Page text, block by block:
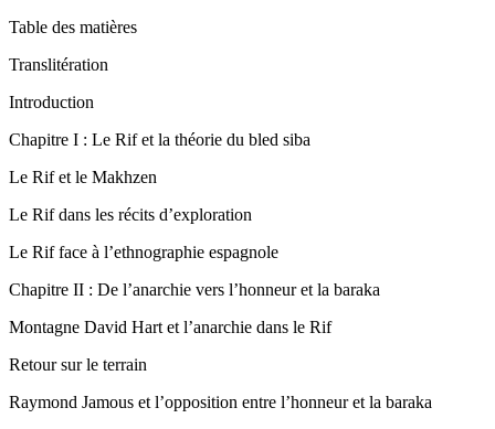
Table des matières
Translitération
Introduction
Chapitre I : Le Rif et la théorie du bled siba
Le Rif et le Makhzen
Le Rif dans les récits d’exploration
Le Rif face à l’ethnographie espagnole
Chapitre II : De l’anarchie vers l’honneur et la baraka
Montagne David Hart et l’anarchie dans le Rif
Retour sur le terrain
Raymond Jamous et l’opposition entre l’honneur et la baraka